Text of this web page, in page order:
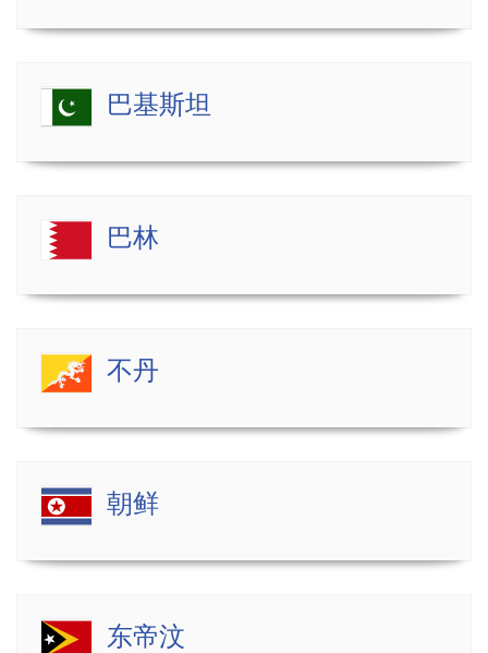
巴基斯坦
巴林
不丹
朝鲜
东帝汶